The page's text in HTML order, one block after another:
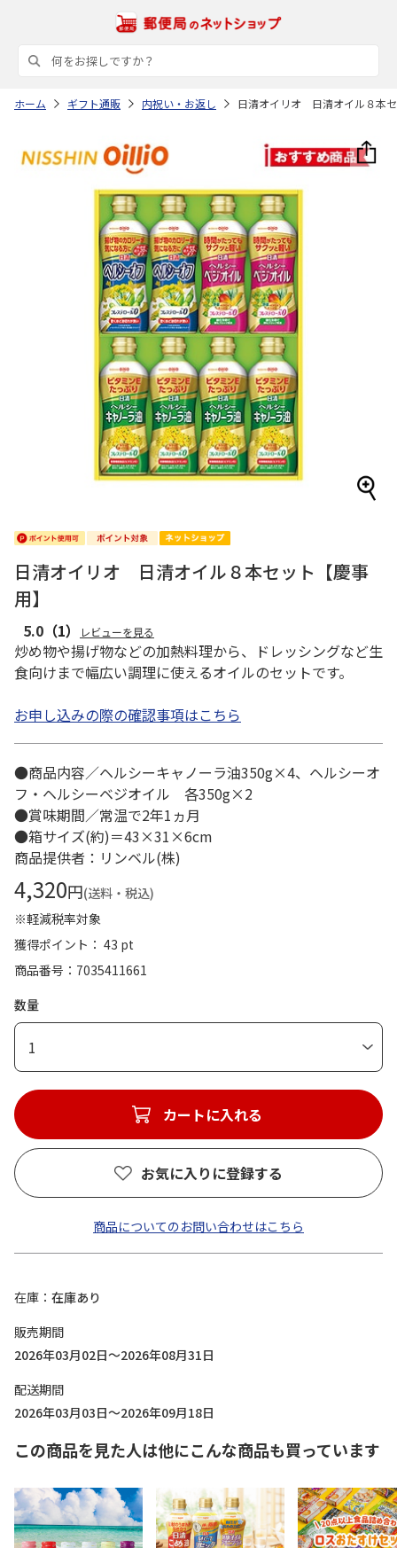
ホーム ギフト通販 内祝い・お返し 日清オイリオ 日清オイル８本
日清オイリオ 日清オイル８本セット【慶事
用】
5.0 （1） レビューを見る
炒め物や揚げ物などの加熱料理から、ドレッシングなど生
食向けまで幅広い調理に使えるオイルのセットです。
お申し込みの際の確認事項はこちら
●商品内容／ヘルシーキャノーラ油350g×4、ヘルシーオ
フ・ヘルシーベジオイル 各350g×2
●賞味期間／常温で2年1ヵ月
●箱サイズ(約)＝43×31×6cm
商品提供者：リンベル(株)
4,320円(送料・税込)
※軽減税率対象
獲得ポイント： 43 pt
商品番号
7035411661
数量
1
カートに入れる
お気に入りに登録する
商品についてのお問い合わせはこちら
在庫
在庫あり
販売期間
2026年03月02日～2026年08月31日
配送期間
2026年03月03日～2026年09月18日
この商品を見た人は他にこんな商品も買っています